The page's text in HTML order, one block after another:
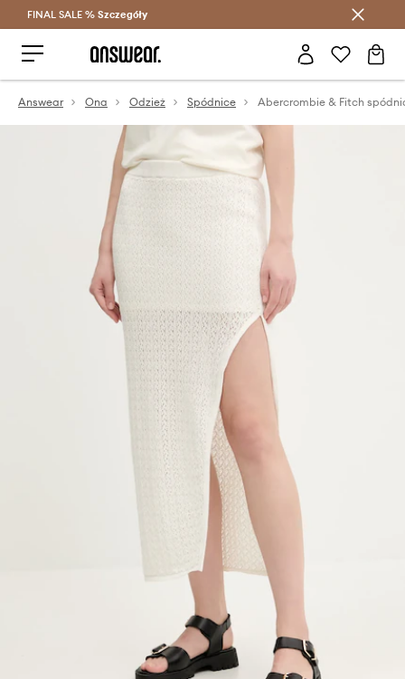
Oszczędzaj z Answear Club >
FINAL SALE % Szczegóły
Answear Ona Odzież Spódnice